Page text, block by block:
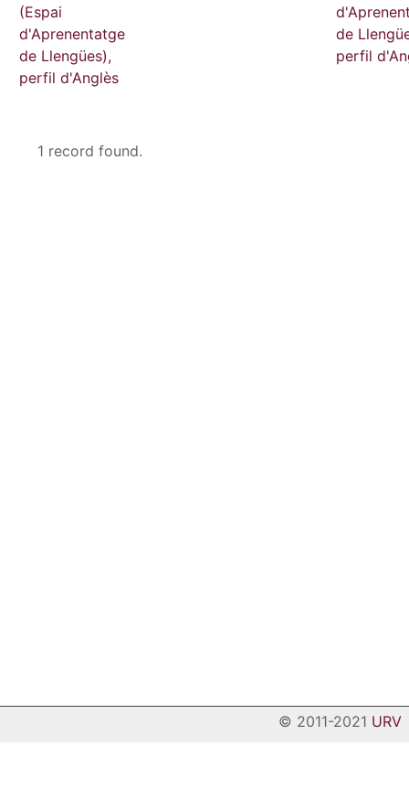
(Espai
d'Aprenentatge
de Llengües),
perfil d'Anglès
de
perfil
1 record found.
© 2011-2021 URV